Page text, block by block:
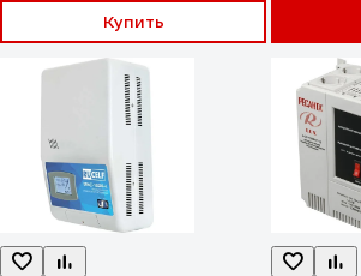
Купить